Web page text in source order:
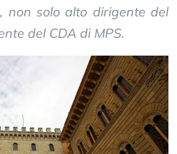
non solo alto dirigente del
del CDA di MPS.